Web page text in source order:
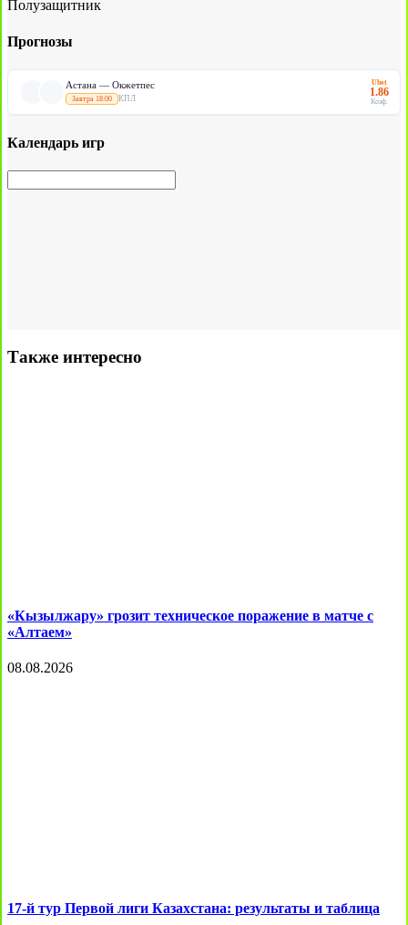
Полузащитник
Прогнозы
Астана — Окжетпес
Завтра 18:00 КПЛ
Ubet
1.86
Коэф.
Календарь игр
Также интересно
«Кызылжару» грозит техническое поражение в матче с
«Алтаем»
08.08.2026
17-й тур Первой лиги Казахстана: результаты и таблица